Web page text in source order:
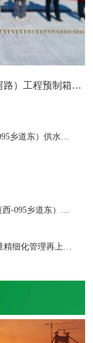
攻坚提速！南淝河路（锦绣大道－万泉河路）工程预制箱梁架设全线完工